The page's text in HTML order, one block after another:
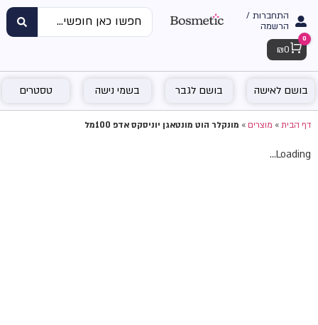
התחברות /
הרשמה
Cart
0
₪ 0
בושם לאישה בושם לגבר בשמי נישה טסטרים
דף הבית»מוצרים»מונקלר הוט מונטאגן יוניסקס אדפ 100מל
Loading...